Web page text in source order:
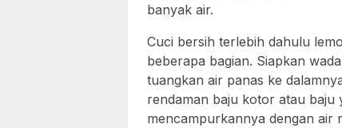
banyak air.
Cuci bersih terlebih dahulu
beberapa bagian. Siapkan
tuangkan air panas ke
rendaman baju kotor atau baju
mencampurkannya dengan air